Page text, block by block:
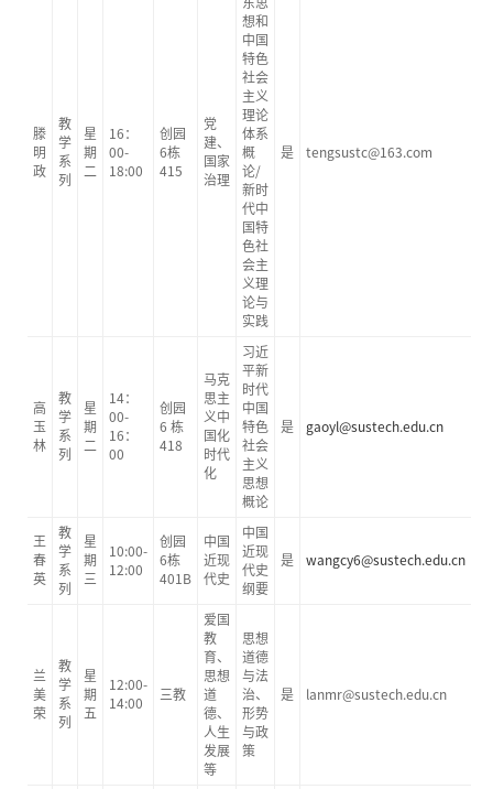
滕
明
政
教
学
系
列
星
期
二
16：
00-
18:00
创园
6栋
415
党
建、
国家
治理
想和
中国
特色
社会
主义
理论
体系
概
论/
新时
代中
国特
色社
会主
义理
论与
实践
是 tengsustc@163.com
高
玉
林
教
学
系
列
星
期
二
14：
00-
16：
00
创园
6 栋
418
马克
思主
义中
国化
时代
化
习近
平新
时代
中国
特色
社会
主义
思想
概论
是 gaoyl@sustech.edu.cn
王
春
英
教
学
系
列
星
期
三
10:00-
12:00
创园
6栋
401B
中国
近现
代史
中国
近现
代史
纲要
是 wangcy6@sustech.edu.cn
兰
美
荣
教
学
系
列
星
期
五
12:00-
14:00
三教
爱国
教
育、
思想
道
德、
人生
发展
等
思想
道德
与法
治、
形势
与政
策
是 lanmr@sustech.edu.cn